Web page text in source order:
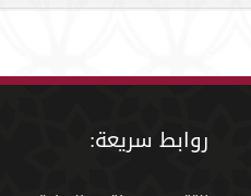
روابط سريعة: